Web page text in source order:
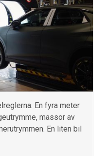
En fyra meter
massor av
En liten bil